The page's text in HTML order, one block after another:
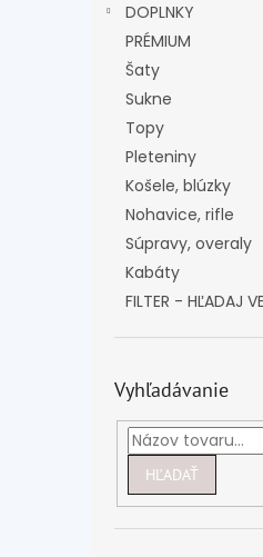
DOPLNKY
PRÉMIUM
Šaty
Sukne
Topy
Pleteniny
Košele, blúzky
Nohavice, rifle
Súpravy, overaly
Kabáty
FILTER - HĽADAJ
Vyhľadávanie
HĽADAŤ